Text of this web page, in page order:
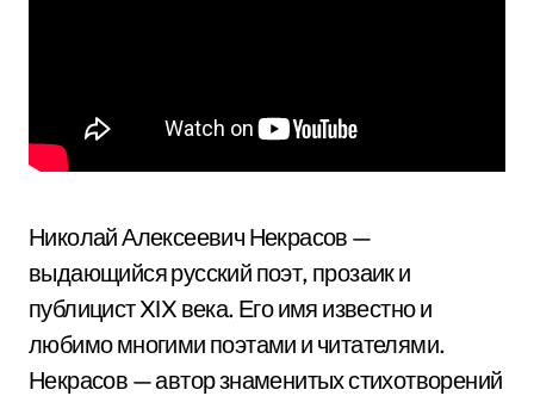
Николай Алексеевич Некрасов —
выдающийся русский поэт, прозаик и
публицист XIX века. Его имя известно и
любимо многими поэтами и читателями.
Некрасов — автор знаменитых стихотворений